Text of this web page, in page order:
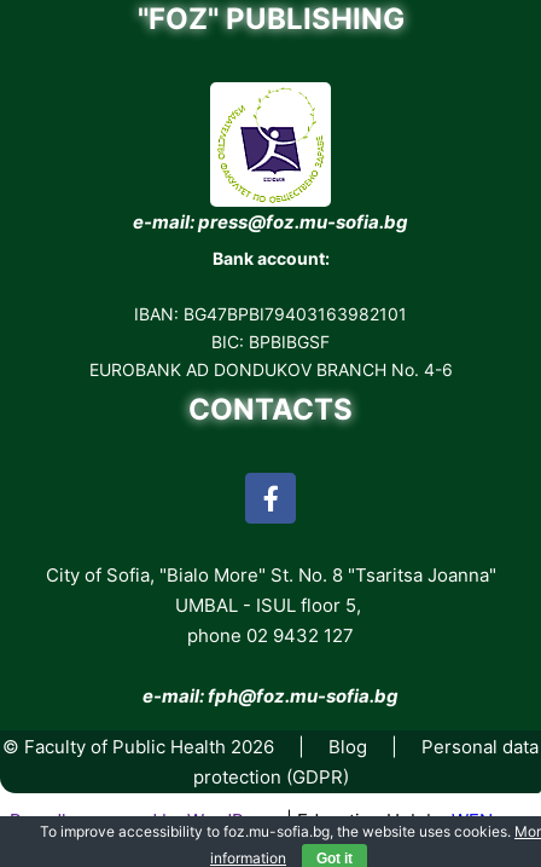
"FOZ" PUBLISHING
e-mail: press@foz.mu-sofia.bg
Bank account:
IBAN: BG47BPBI79403163982101
BIC: BPBIBGSF
EUROBANK AD DONDUKOV BRANCH No. 4-6
CONTACTS
City of Sofia, "Bialo More" St. No. 8 "Tsaritsa Joanna"
UMBAL - ISUL floor 5,
phone 02 9432 127
e-mail: fph@foz.mu-sofia.bg
© Faculty of Public Health 2026 | Blog
Personal data
protection (GDPR)
Proudly powered by WordPress |Education Hub byWEN
To improve accessibility to foz.mu-sofia.bg, the website uses cookies.
information
Got it